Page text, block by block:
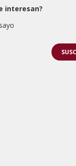
interesan?